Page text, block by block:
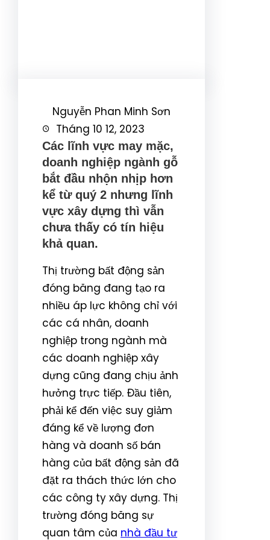
Nguyễn Phan Minh Sơn
Tháng 10 12, 2023
Các lĩnh vực may mặc,
doanh nghiệp ngành gỗ
bắt đầu nhộn nhịp hơn
kể từ quý 2 nhưng lĩnh
vực xây dựng thì vẫn
chưa thấy có tín hiệu
khả quan.
Thị trường bất động sản
đóng băng đang tạo ra
nhiều áp lực không chỉ với
các cá nhân, doanh
nghiệp trong ngành mà
các doanh nghiệp xây
dựng cũng đang chịu ảnh
hưởng trực tiếp. Đầu tiên,
phải kể đến việc suy giảm
đáng kể về lượng đơn
hàng và doanh số bán
hàng của bất động sản đã
đặt ra thách thức lớn cho
các công ty xây dựng. Thị
trường đóng băng sự
quan tâm của nhà đầu tư